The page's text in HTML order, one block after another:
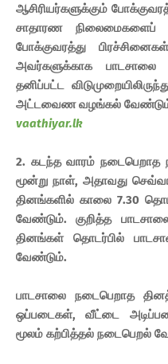
ஆசிரியர்களுக்கும்
சாதாரண
போக்குவரத்து
அவர்களுக்காக பாடசாலை
தனிப்பட்ட
அட்டவைண வழங்கல்
vaathiyar.lk
2. கடந்த வாரம் நடைபெறாத
மூன்று நாள், அதாவது
தினங்களில் காலை 7.30
வேண்டும். குறித்த
தினங்கள் தொடர்பில்
வேண்டும்.
பாடசாலை நடைபெறாத
ஒப்படைகள், வீட்டை
மூலம் கற்பித்தல் நடைபெறல்